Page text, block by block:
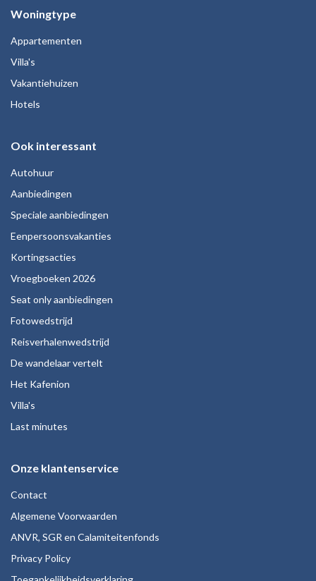
Woningtype
Appartementen
Villa's
Vakantiehuizen
Hotels
Ook interessant
Autohuur
Aanbiedingen
Speciale aanbiedingen
Eenpersoonsvakanties
Kortingsacties
Vroegboeken 2026
Seat only aanbiedingen
Fotowedstrijd
Reisverhalenwedstrijd
De wandelaar vertelt
Het Kafenion
Villa's
Last minutes
Onze klantenservice
Contact
Algemene Voorwaarden
ANVR, SGR en Calamiteitenfonds
Privacy Policy